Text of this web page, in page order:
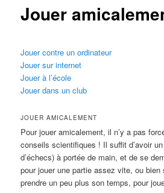
Jouer
Jouer contre un ordinateur
Jouer sur internet
Jouer à l’école
Jouer dans un club
JOUER AMICALEMENT
Pour jouer amicalement, il n’y a pas
conseils scientifiques ! Il suffit d’avoir
d’échecs) à portée de main, et de se
pour jouer une partie assez vite, ou bien
prendre un peu plus son temps, pour